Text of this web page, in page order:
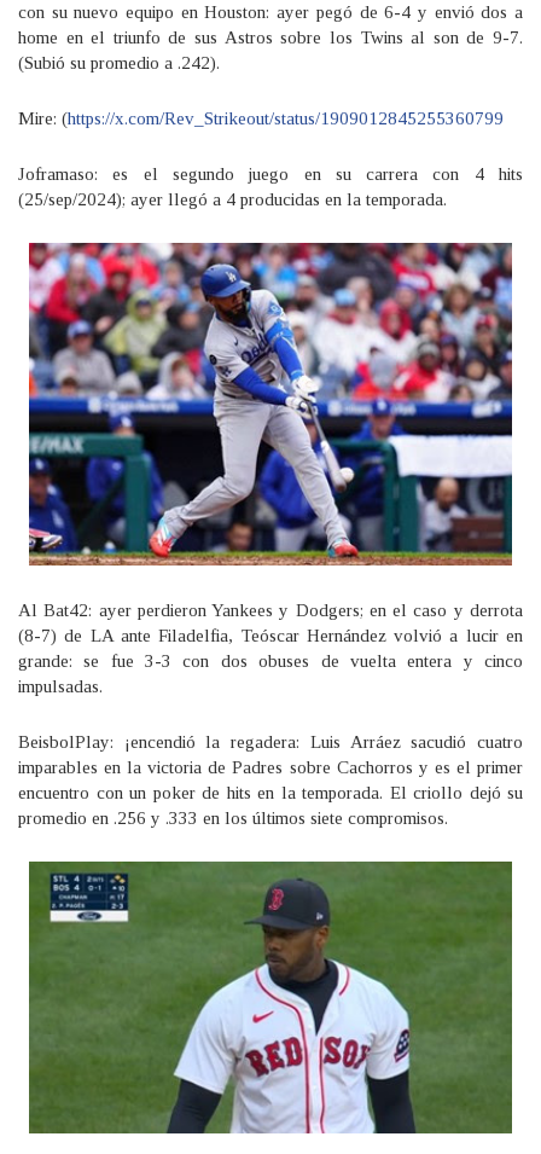
con su nuevo equipo en Houston: ayer pegó de 6-4 y envió dos a
home en el triunfo de sus Astros sobre los Twins al son de 9-7.
(Subió su promedio a .242).
Mire: (https://x.com/Rev_Strikeout/status/1909012845255360799
Joframaso: es el segundo juego en su carrera con 4 hits
(25/sep/2024); ayer llegó a 4 producidas en la temporada.
Al Bat42: ayer perdieron Yankees y Dodgers; en el caso y derrota
(8-7) de LA ante Filadelfia, Teóscar Hernández volvió a lucir en
grande: se fue 3-3 con dos obuses de vuelta entera y cinco
impulsadas.
BeisbolPlay: ¡encendió la regadera: Luis Arráez sacudió cuatro
imparables en la victoria de Padres sobre Cachorros y es el primer
encuentro con un poker de hits en la temporada. El criollo dejó su
promedio en .256 y .333 en los últimos siete compromisos.